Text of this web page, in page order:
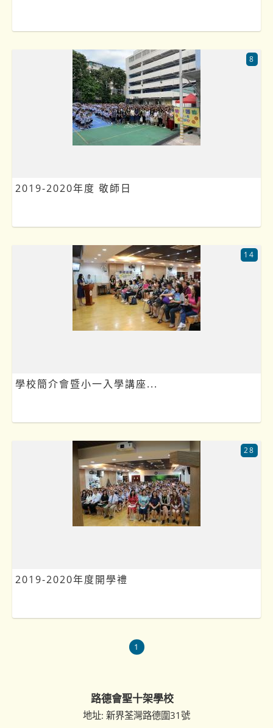
2019-2020年度 敬師日
8
學校簡介會暨小一入學講座...
14
2019-2020年度開學禮
28
1
路德會聖十架學校
地址: 新界荃灣路德圍31號